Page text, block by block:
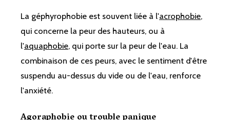
La géphyrophobie est souvent liée à l'acrophobie,
qui concerne la peur des hauteurs, ou à
l'aquaphobie, qui porte sur la peur de l'eau. La
combinaison de ces peurs, avec le sentiment d'être
suspendu au-dessus du vide ou de l'eau, renforce
l'anxiété.